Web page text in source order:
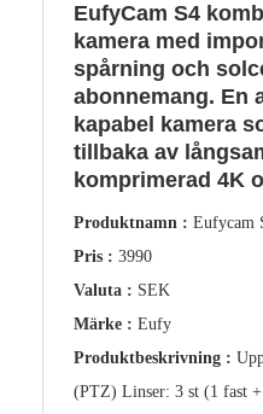
EufyCam S4
kamera med
spårning och
abonnemang. En
kapabel kamera
tillbaka av
komprimerad 4K
Produktnamn : Eufycam
Pris : 3990
Valuta : SEK
Märke : Eufy
Produktbeskrivning :
(PTZ) Linser: 3 st (1 fast